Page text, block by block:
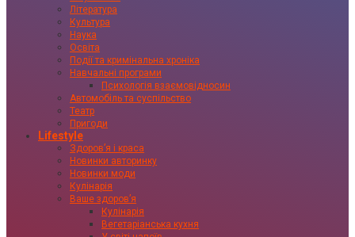
Література
Культура
Наука
Освіта
Події та кримінальна хроніка
Навчальні програми
Психологія взаємовідносин
Автомобіль та суспільство
Театр
Пригоди
Lifestyle
Здоровʼя і краса
Новинки авторинку
Новинки моди
Кулінарія
Ваше здоровʼя
Кулінарія
Вегетаріанська кухня